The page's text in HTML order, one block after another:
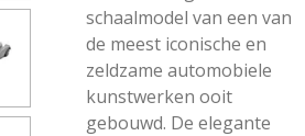
schaalmodel van een van
de meest iconische en
zeldzame automobiele
kunstwerken ooit
gebouwd. De elegante